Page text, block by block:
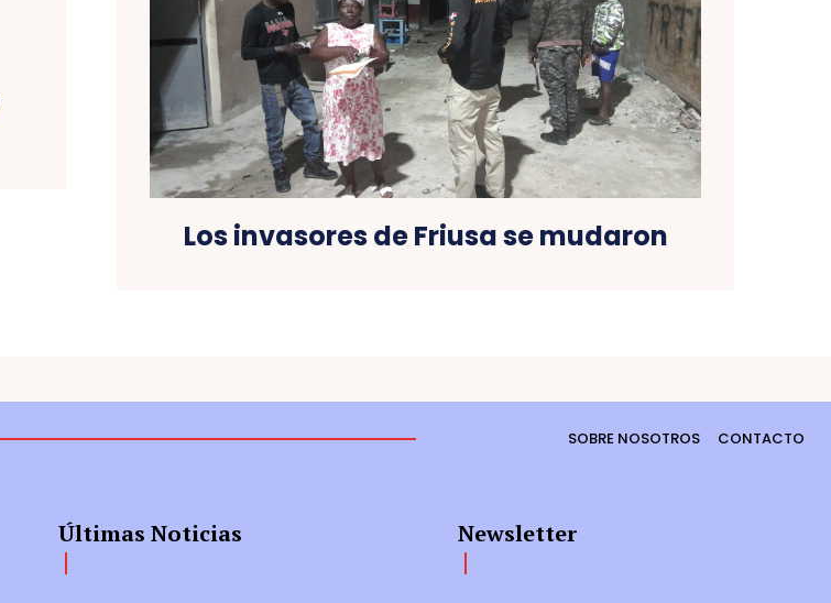
Los invasores de Friusa se mudaron
SOBRE NOSOTROS CONTACTO
Últimas Noticias Newsletter